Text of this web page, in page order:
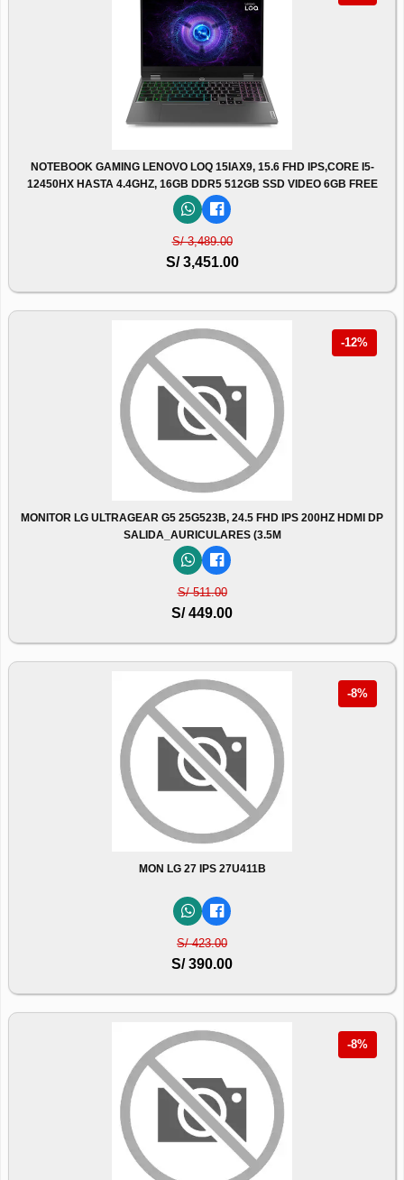
NOTEBOOK GAMING LENOVO LOQ 15IAX9, 15.6 FHD IPS,CORE I5-
12450HX HASTA 4.4GHZ, 16GB DDR5 512GB SSD VIDEO 6GB FREE
S/ 3,489.00
S/ 3,451.00
-12%
MONITOR LG ULTRAGEAR G5 25G523B, 24.5 FHD IPS 200HZ HDMI DP
SALIDA_AURICULARES (3.5M
S/ 511.00
S/ 449.00
-8%
MON LG 27 IPS 27U411B
S/ 423.00
S/ 390.00
-8%